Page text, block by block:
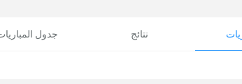
نتائج جدول